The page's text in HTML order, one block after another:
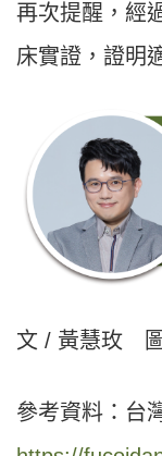
再次提醒，經
床實證，證明
文 / 黃慧玫
參考資料：台